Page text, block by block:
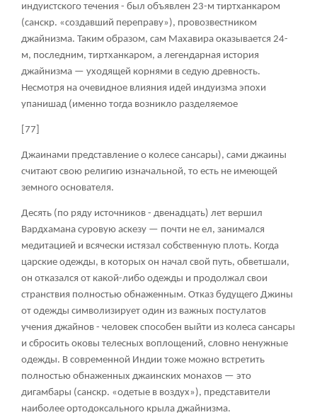
индуистского течения - был объявлен 23-м тиртханкаром
(санскр. «создавший переправу»), провозвестником
джайнизма. Таким образом, сам Махавира оказывается 24-
м, последним, тиртханкаром, а легендарная история
джайнизма — уходящей корнями в седую древность.
Несмотря на очевидное влияния идей индуизма эпохи
упанишад (именно тогда возникло разделяемое
[77]
Джаинами представление о колесе сансары), сами джаины
считают свою религию изначальной, то есть не имеющей
земного основателя.
Десять (по ряду источников - двенадцать) лет вершил
Вардхамана суровую аскезу — почти не ел, занимался
медитацией и всячески истязал собственную плоть. Когда
царские одежды, в которых он начал свой путь, обветшали,
он отказался от какой-либо одежды и продолжал свои
странствия полностью обнаженным. Отказ будущего Джины
от одежды символизирует один из важных постулатов
учения джайнов - человек способен выйти из колеса сансары
и сбросить оковы телесных воплощений, словно ненужные
одежды. В современной Индии тоже можно встретить
полностью обнаженных джаинских монахов — это
дигамбары (санскр. «одетые в воздух»), представители
наиболее ортодоксального крыла джайнизма.